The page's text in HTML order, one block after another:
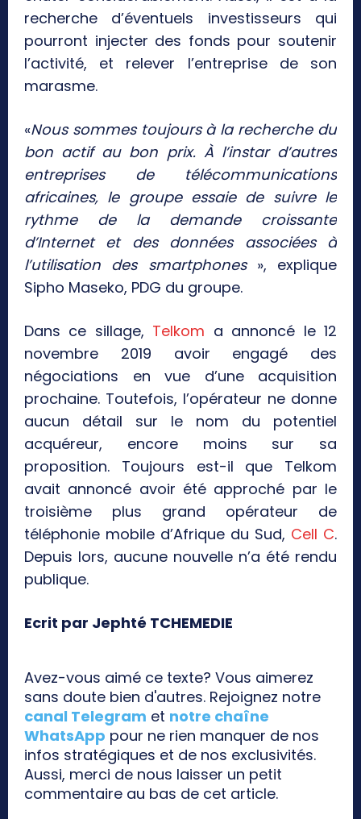
recherche d’éventuels investisseurs qui
pourront injecter des fonds pour soutenir
l’activité, et relever l’entreprise de son
marasme.
«Nous sommes toujours à la recherche du
bon actif au bon prix. À l’instar d’autres
entreprises de télécommunications
africaines, le groupe essaie de suivre le
rythme de la demande croissante
d’Internet et des données associées à
l’utilisation des smartphones», explique
Sipho Maseko, PDG du groupe.
Dans ce sillage, Telkom a annoncé le 12
novembre 2019 avoir engagé des
négociations en vue d’une acquisition
prochaine. Toutefois, l’opérateur ne donne
aucun détail sur le nom du potentiel
acquéreur, encore moins sur sa
proposition. Toujours est-il que Telkom
avait annoncé avoir été approché par le
troisième plus grand opérateur de
téléphonie mobile d’Afrique du Sud, Cell C.
Depuis lors, aucune nouvelle n’a été rendu
publique.
Ecrit par Jephté TCHEMEDIE
Avez-vous aimé ce texte? Vous aimerez
sans doute bien d'autres. Rejoignez notre
canal Telegram et notre chaîne
WhatsApp pour ne rien manquer de nos
infos stratégiques et de nos exclusivités.
Aussi, merci de nous laisser un petit
commentaire au bas de cet article.